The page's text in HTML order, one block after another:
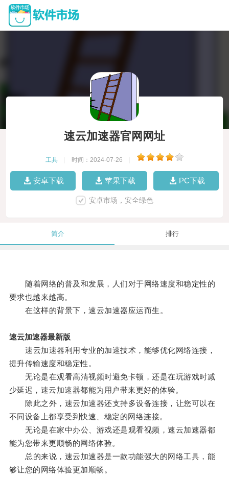
速云加速器官网网址
工具 时间：2024-07-26
安卓下载 苹果下载 PC下载
安卓市场，安全绿色
简介 排行
随着网络的普及和发展，人们对于网络速度和稳定性的
要求也越来越高。
在这样的背景下，速云加速器应运而生。
速云加速器最新版
速云加速器利用专业的加速技术，能够优化网络连接，
提升传输速度和稳定性。
无论是在观看高清视频时避免卡顿，还是在玩游戏时减
少延迟，速云加速器都能为用户带来更好的体验。
除此之外，速云加速器还支持多设备连接，让您可以在
不同设备上都享受到快速、稳定的网络连接。
无论是在家中办公、游戏还是观看视频，速云加速器都
能为您带来更顺畅的网络体验。
总的来说，速云加速器是一款功能强大的网络工具，能
够让您的网络体验更加顺畅。